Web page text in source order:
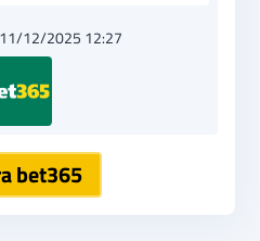
11/12/2025 12:27
bet365